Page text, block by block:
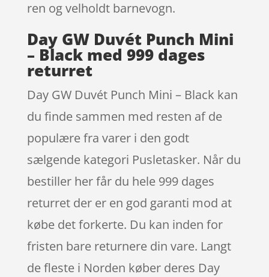
ren og velholdt barnevogn.
Day GW Duvét Punch Mini
– Black med 999 dages
returret
Day GW Duvét Punch Mini – Black kan
du finde sammen med resten af de
populære fra varer i den godt
sælgende kategori Pusletasker. Når du
bestiller her får du hele 999 dages
returret der er en god garanti mod at
købe det forkerte. Du kan inden for
fristen bare returnere din vare. Langt
de fleste i Norden køber deres Day